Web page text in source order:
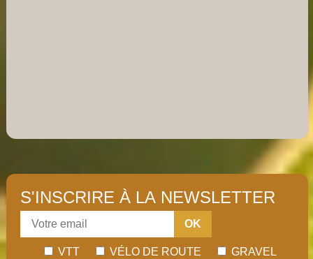
S'INSCRIRE À LA NEWSLETTER
OK
VTT VÉLO DE ROUTE
GRAVEL